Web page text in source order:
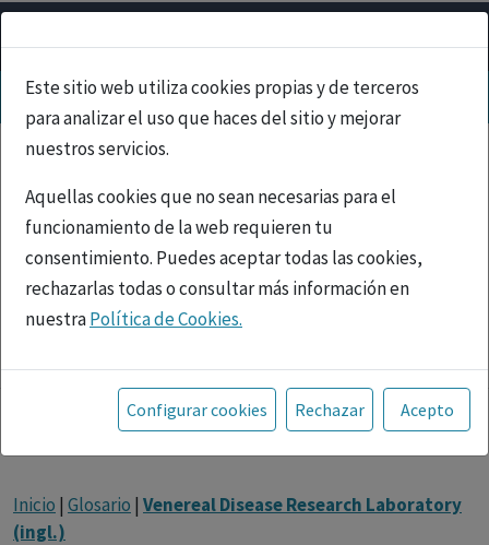
Este sitio web utiliza cookies propias y de terceros
para analizar el uso que haces del sitio y mejorar
nuestros servicios.
Aquellas cookies que no sean necesarias para el
funcionamiento de la web requieren tu
consentimiento. Puedes aceptar todas las cookies,
rechazarlas todas o consultar más información en
nuestraPolítica de Cookies.
Toda la información incluida en la Página Web está
referida a productos del mercado español y, por
tanto, dirigida a profesionales sanitarios legalmente
facultados para prescribir o dispensar medicamentos
fármacos se facilita a título meramente informativo,
Configurar cookies Rechazar Acepto
Inicio | Glosario | Venereal Disease Research Laboratory
(ingl.)